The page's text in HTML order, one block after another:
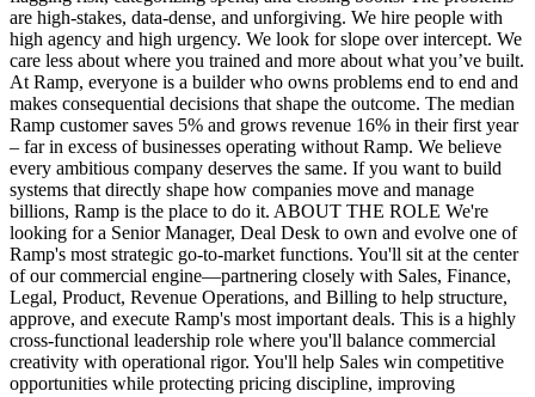
are high-stakes, data-dense, and unforgiving. We hire people with
high agency and high urgency. We look for slope over intercept. We
care less about where you trained and more about what you’ve built.
At Ramp, everyone is a builder who owns problems end to end and
makes consequential decisions that shape the outcome. The median
Ramp customer saves 5% and grows revenue 16% in their first year
– far in excess of businesses operating without Ramp. We believe
every ambitious company deserves the same. If you want to build
systems that directly shape how companies move and manage
billions, Ramp is the place to do it. ABOUT THE ROLE We're
looking for a Senior Manager, Deal Desk to own and evolve one of
Ramp's most strategic go-to-market functions. You'll sit at the center
of our commercial engine—partnering closely with Sales, Finance,
Legal, Product, Revenue Operations, and Billing to help structure,
approve, and execute Ramp's most important deals. This is a highly
cross-functional leadership role where you'll balance commercial
creativity with operational rigor. You'll help Sales win competitive
opportunities while protecting pricing discipline, improving